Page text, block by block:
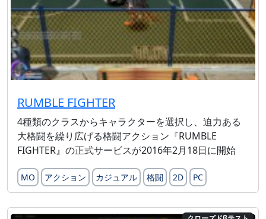
RUMBLE FIGHTER
4種類のクラスからキャラクターを選択し、迫力ある
大格闘を繰り広げる格闘アクション『RUMBLE
FIGHTER』の正式サービスが2016年2月18日に開始
MO アクション カジュアル 格闘 2D PC